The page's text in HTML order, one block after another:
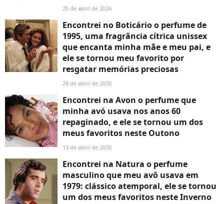
25 de abril de 2026
Encontrei no Boticário o perfume de
1995, uma fragrância cítrica unissex
que encanta minha mãe e meu pai, e
ele se tornou meu favorito por
resgatar memórias preciosas
28 de abril de 2026
Encontrei na Avon o perfume que
minha avó usava nos anos 60
repaginado, e ele se tornou um dos
meus favoritos neste Outono
13 de abril de 2026
Encontrei na Natura o perfume
masculino que meu avô usava em
1979: clássico atemporal, ele se tornou
um dos meus favoritos neste Inverno